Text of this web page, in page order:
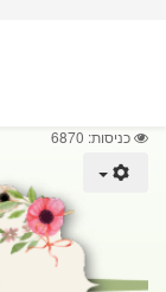
כניסות: 6870